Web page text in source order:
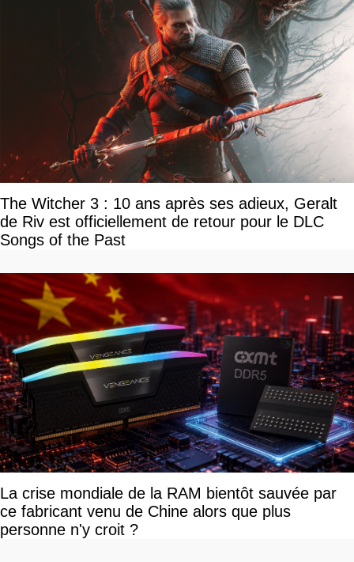
The Witcher 3 : 10 ans après ses adieux, Geralt
de Riv est officiellement de retour pour le DLC
Songs of the Past
La crise mondiale de la RAM bientôt sauvée par
ce fabricant venu de Chine alors que plus
personne n'y croit ?